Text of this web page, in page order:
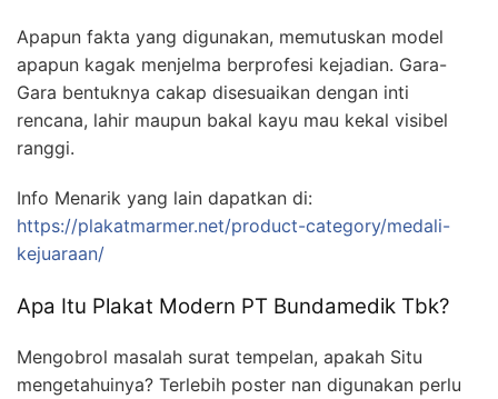
Apapun fakta yang digunakan, memutuskan model
apapun kagak menjelma berprofesi kejadian. Gara-
Gara bentuknya cakap disesuaikan dengan inti
rencana, lahir maupun bakal kayu mau kekal visibel
ranggi.
Info Menarik yang lain dapatkan di:
https://plakatmarmer.net/product-category/medali-
kejuaraan/
Apa Itu Plakat Modern PT Bundamedik Tbk?
Mengobrol masalah surat tempelan, apakah Situ
mengetahuinya? Terlebih poster nan digunakan perlu